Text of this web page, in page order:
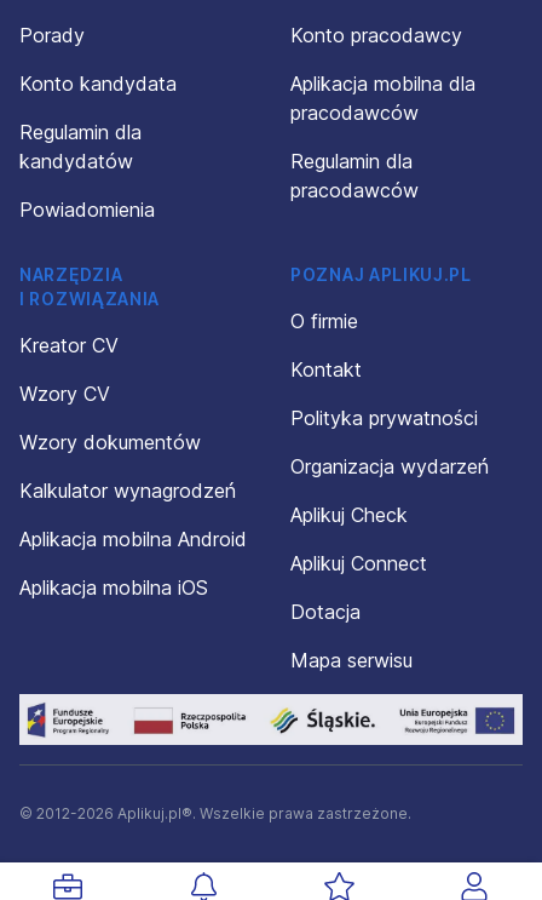
Porady
Konto kandydata
Regulamin dla
kandydatów
Powiadomienia
Konto pracodawcy
Aplikacja mobilna dla
pracodawców
Regulamin dla
pracodawców
NARZĘDZIA
I ROZWIĄZANIA
Kreator CV
Wzory CV
Wzory dokumentów
Kalkulator wynagrodzeń
Aplikacja mobilna Android
Aplikacja mobilna iOS
POZNAJ APLIKUJ.PL
O firmie
Kontakt
Polityka prywatności
Organizacja wydarzeń
Aplikuj Check
Aplikuj Connect
Dotacja
Mapa serwisu
© 2012-2026 Aplikuj.pl®. Wszelkie prawa zastrzeżone.